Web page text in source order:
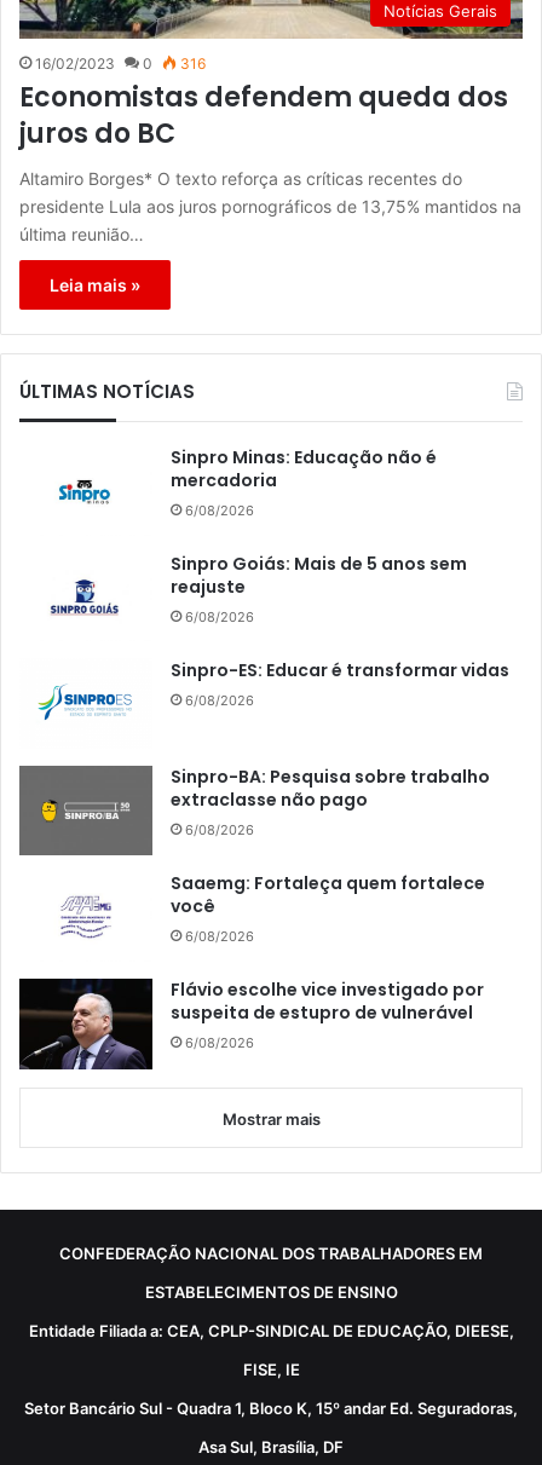
Notícias Gerais
16/02/2023 0 316
Economistas defendem queda dos
juros do BC
Altamiro Borges* O texto reforça as críticas recentes do
presidente Lula aos juros pornográficos de 13,75% mantidos na
última reunião…
Leia mais »
ÚLTIMAS NOTÍCIAS
Sinpro Minas: Educação não é
mercadoria
6/08/2026
Sinpro Goiás: Mais de 5 anos sem
reajuste
6/08/2026
Sinpro-ES: Educar é transformar vidas
6/08/2026
Sinpro-BA: Pesquisa sobre trabalho
extraclasse não pago
6/08/2026
Saaemg: Fortaleça quem fortalece
você
6/08/2026
Flávio escolhe vice investigado por
suspeita de estupro de vulnerável
6/08/2026
Mostrar mais
CONFEDERAÇÃO NACIONAL DOS TRABALHADORES EM
ESTABELECIMENTOS DE ENSINO
Entidade Filiada a: CEA, CPLP-SINDICAL DE EDUCAÇÃO, DIEESE,
FISE, IE
Setor Bancário Sul - Quadra 1, Bloco K, 15º andar Ed. Seguradoras,
Asa Sul, Brasília, DF